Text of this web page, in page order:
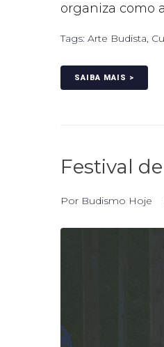
organiza como
Tags: Arte Budista,
SAIBA MAIS >
Festival
Por Budismo Hoje